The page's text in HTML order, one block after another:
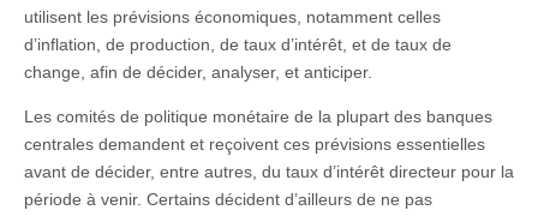
utilisent les prévisions économiques, notamment celles
d’inflation, de production, de taux d’intérêt, et de taux de
change, afin de décider, analyser, et anticiper.
Les comités de politique monétaire de la plupart des banques
centrales demandent et reçoivent ces prévisions essentielles
avant de décider, entre autres, du taux d’intérêt directeur pour la
période à venir. Certains décident d’ailleurs de ne pas